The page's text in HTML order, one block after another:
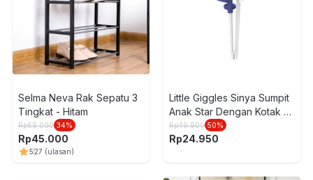
Selma Neva Rak Sepatu 3
Tingkat - Hitam
Rp69.000 34%
Rp45.000
527 (ulasan)
Little Giggles Sinya Sumpit
Anak Star Dengan Kotak -
Putih/Biru
Rp49.900 50%
Rp24.950